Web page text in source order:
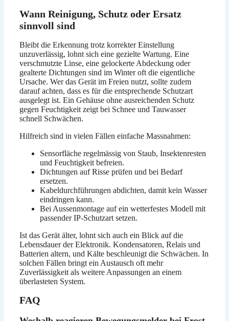
Wann Reinigung, Schutz oder Ersatz
sinnvoll sind
Bleibt die Erkennung trotz korrekter Einstellung
unzuverlässig, lohnt sich eine gezielte Wartung. Eine
verschmutzte Linse, eine gelockerte Abdeckung oder
gealterte Dichtungen sind im Winter oft die eigentliche
Ursache. Wer das Gerät im Freien nutzt, sollte zudem
darauf achten, dass es für die entsprechende Schutzart
ausgelegt ist. Ein Gehäuse ohne ausreichenden Schutz
gegen Feuchtigkeit zeigt bei Schnee und Tauwasser
schnell Schwächen.
Hilfreich sind in vielen Fällen einfache Massnahmen:
Sensorfläche regelmässig von Staub, Insektenresten
und Feuchtigkeit befreien.
Dichtungen auf Risse prüfen und bei Bedarf
ersetzen.
Kabeldurchführungen abdichten, damit kein Wasser
eindringen kann.
Bei Aussenmontage auf ein wetterfestes Modell mit
passender IP-Schutzart setzen.
Ist das Gerät älter, lohnt sich auch ein Blick auf die
Lebensdauer der Elektronik. Kondensatoren, Relais und
Batterien altern, und Kälte beschleunigt die Schwächen. In
solchen Fällen bringt ein Austausch oft mehr
Zuverlässigkeit als weitere Anpassungen an einem
überlasteten System.
FAQ